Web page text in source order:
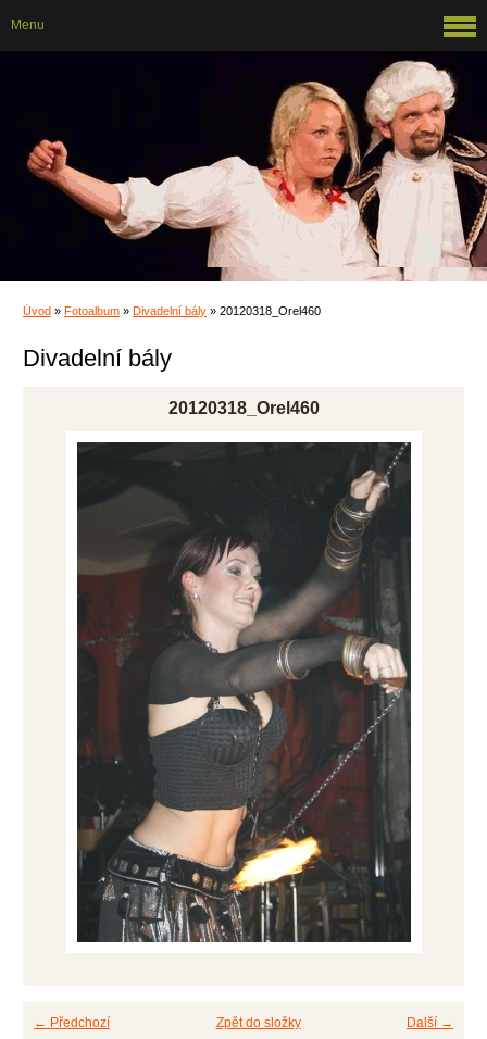
Úvod » Fotoalbum » Divadelní bály » 20120318_Orel460
Divadelní bály
20120318_Orel460
← Předchozí Další →
Zpět do složky
Menu